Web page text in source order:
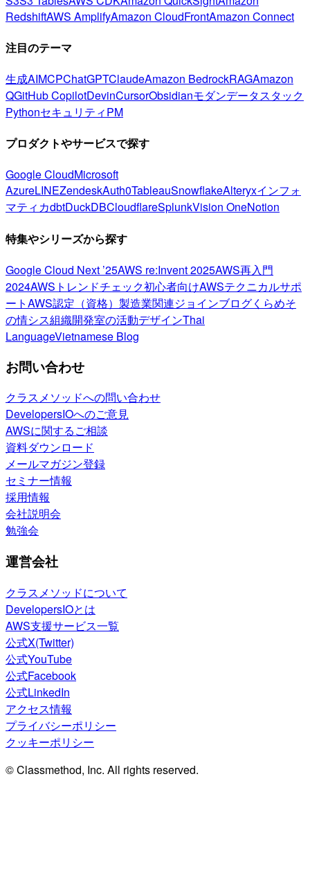
RedshiftAWS AmplifyAmazon CloudFrontAmazon Connect
注目のテーマ
生成AIMCPChatGPTClaudeAmazon BedrockRAGAmazon
QGitHub CopilotDevinCursorObsidianモダンデータスタック
PythonセキュリティPM
プロダクトやサービスで探す
Google CloudMicrosoft
AzureLINEZendeskAuth0TableauSnowflakeAlteryxインフォ
マティカdbtDuckDBCloudflareSplunkVision OneNotion
特集やシリーズから探す
Google Cloud Next ’25AWS re:Invent 2025AWS再入門
2024AWSトレンドチェック初心者向けAWSテクニカルサポ
ートAWS認定（資格） 製造業関連ジョインブログくらめそ
の情シス組織開発室の活動デザインThai
LanguageVietnamese Blog
お問い合わせ
クラスメソッドへの問い合わせ
DevelopersIOへのご意見
AWSに関するご相談
資料ダウンロード
メールマガジン登録
セミナー情報
採用情報
会社説明会
勉強会
運営会社
クラスメソッドについて
DevelopersIOとは
AWS支援サービス一覧
公式X(Twitter)
公式YouTube
公式Facebook
公式LinkedIn
アクセス情報
プライバシーポリシー
クッキーポリシー
© Classmethod, Inc. All rights reserved.